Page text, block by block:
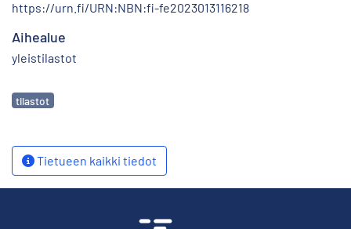
https://urn.fi/URN:NBN:fi-fe2023013116218
Aihealue
yleistilastot
Avainsanat
tilastot
Tietueen kaikki tiedot